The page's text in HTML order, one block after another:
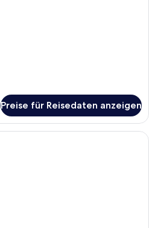
Preise für Reisedaten anzeigen
Ein modernes Hotelzimmer mit